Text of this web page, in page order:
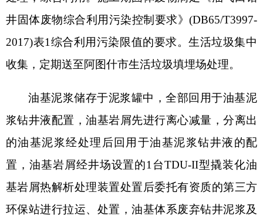
构，配备专职管理人员，制定各项环保规章制度，
加强风险管理，落实项目风险防范制度和措施，针
告表》中各项风险事故防范、减缓措施，杜绝环境
风险事故发生。建设方应编制突发环境事件应急预
案，落实各项应急物资，并加强日常的环境应急演
练，将风险的可能性和危害性降低到最小程度。污
（八）完钻测试放喷后，如在测试放喷过程中